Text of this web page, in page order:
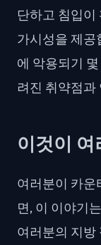
단하고 침입
가시성을 제공
에 악용되기
려진 취약점과
이것이
여러분이 카운
면, 이 이야기
여러분의 지방